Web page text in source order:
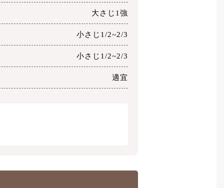
大さじ1強
小さじ1/2~2/3
小さじ1/2~2/3
適宜